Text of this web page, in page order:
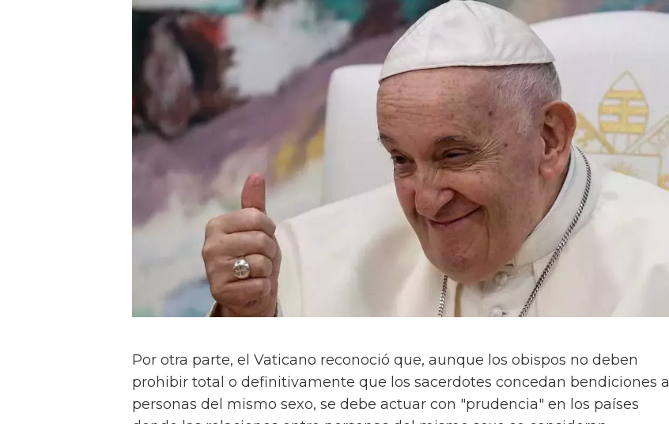
Por otra parte, el Vaticano reconoció que, aunque los obispos no deben
prohibir total o definitivamente que los sacerdotes concedan bendiciones a
personas del mismo sexo, se debe actuar con "prudencia" en los países